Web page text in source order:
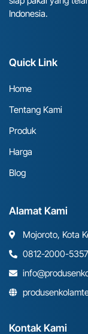
Indonesia.
Quick Link
Home
Tentang Kami
Produk
Harga
Blog
Alamat Kami
Mojoroto, Kota
0812-2000-5357
Kontak Kami